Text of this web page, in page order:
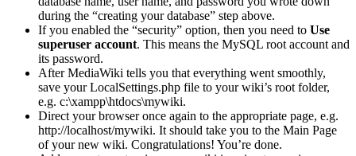
during the “creating your database” step above.
If you enabled the “security” option, then you need to Use
superuser account. This means the MySQL root account and
its password.
After MediaWiki tells you that everything went smoothly,
save your LocalSettings.php file to your wiki’s root folder,
e.g. c:\xampp\htdocs\mywiki.
Direct your browser once again to the appropriate page, e.g.
http://localhost/mywiki. It should take you to the Main Page
of your new wiki. Congratulations! You’re done.